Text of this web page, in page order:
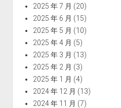
2025 年 7 月 (20)
2025 年 6 月 (15)
2025 年 5 月 (10)
2025 年 4 月 (5)
2025 年 3 月 (13)
2025 年 2 月 (3)
2025 年 1 月 (4)
2024 年 12 月 (13)
2024 年 11 月 (7)